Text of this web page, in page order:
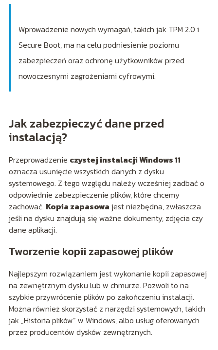
Wprowadzenie nowych wymagań, takich jak TPM 2.0 i
Secure Boot, ma na celu podniesienie poziomu
zabezpieczeń oraz ochronę użytkowników przed
nowoczesnymi zagrożeniami cyfrowymi.
Jak zabezpieczyć dane przed
instalacją?
Przeprowadzenie czystej instalacji Windows 11
oznacza usunięcie wszystkich danych z dysku
systemowego. Z tego względu należy wcześniej zadbać o
odpowiednie zabezpieczenie plików, które chcemy
zachować. Kopia zapasowa jest niezbędna, zwłaszcza
jeśli na dysku znajdują się ważne dokumenty, zdjęcia czy
dane aplikacji.
Tworzenie kopii zapasowej plików
Najlepszym rozwiązaniem jest wykonanie kopii zapasowej
na zewnętrznym dysku lub w chmurze. Pozwoli to na
szybkie przywrócenie plików po zakończeniu instalacji.
Można również skorzystać z narzędzi systemowych, takich
jak „Historia plików” w Windows, albo usług oferowanych
przez producentów dysków zewnętrznych.